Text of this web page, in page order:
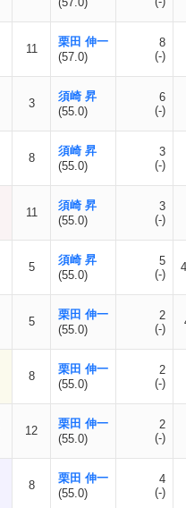
11
栗田 伸一
(57.0)
8
(-)
3
須崎 昇
(55.0)
6
(-)
8
須崎 昇
(55.0)
3
(-)
11
須崎 昇
(55.0)
3
(-)
5
須崎 昇
(55.0)
5
(-)
5
栗田 伸一
(55.0)
2
(-)
8
栗田 伸一
(55.0)
2
(-)
12
栗田 伸一
(55.0)
2
(-)
8
栗田 伸一
(55.0)
4
(-)